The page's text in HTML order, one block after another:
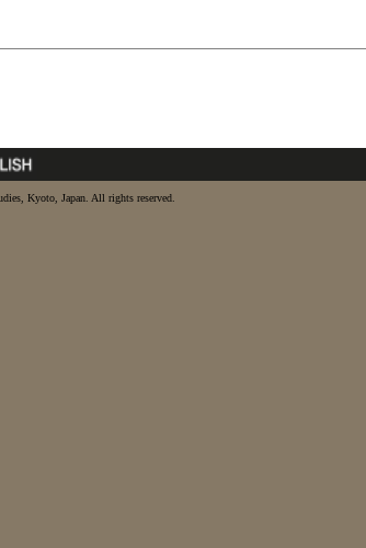
Kyoto, Japan. All rights reserved.